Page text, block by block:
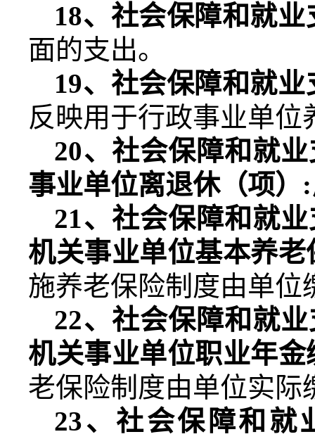
18、社会保障和就业
面的支出。
19、社会保障和就
反映用于行政事业单位
20、社会保障和就
事业单位离退休（项） :
21、社会保障和就
机关事业单位基本养
施养老保险制度由单位
22、社会保障和就
机关事业单位职业年
老保险制度由单位实际
23、社会保障和就